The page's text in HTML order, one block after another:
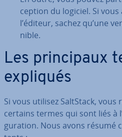
cep­tion du logiciel. Si
l’éditeur, sachez qu’une
nible.
Les prin­ci­paux
expliqués
Si vous utilisez SaltStack,
certains termes qui sont liés à
gu­ra­tion. Nous avons résumé